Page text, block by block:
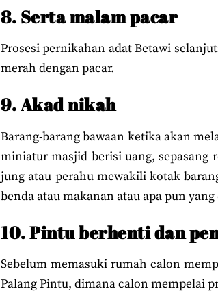
8. Serta malam pacar
Prosesi pernikahan adat Betawi
merah dengan pacar.
9. Akad nikah
Barang-barang bawaan ketika akan
miniatur masjid berisi uang, sepasang
jung atau perahu mewakili kotak
benda atau makanan atau apa pun
10. Pintu berhenti dan
Sebelum memasuki rumah calon
Palang Pintu, dimana calon mempelai